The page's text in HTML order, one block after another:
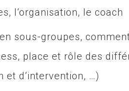
l’organisation, le coach
sous-groupes,
place et rôle des
et d’intervention, …)